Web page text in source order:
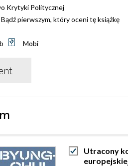
Krytyki Politycznej
Bądź pierwszym, który oceni tę książkę
Mobi
Utracony